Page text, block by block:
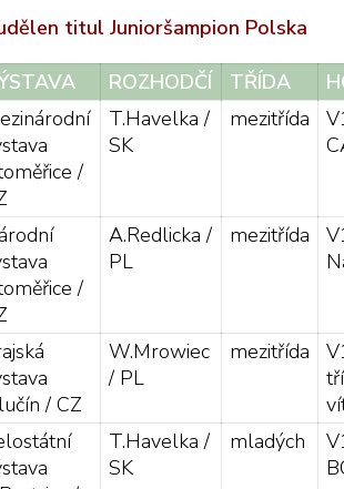
titul Junioršampion Polska
ROZHODČÍ TŘÍDA
/
T.Havelka /
SK
mezitřída
/
A.Redlicka /
PL
mezitřída
/ CZ
W.Mrowiec
/ PL
mezitřída
T.Havelka /
SK
mladých